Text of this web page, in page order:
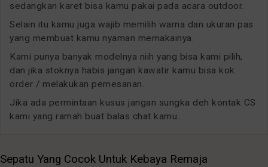
sedangkan karet bisa kamu pakai pada acara outdoor.
Selain itu kamu juga wajib memilih warna dan ukuran pas
yang membuat kamu nyaman memakainya.
Kami punya banyak modelnya niih yang bisa kami pilih,
dan jika stoknya habis jangan kawatir kamu bisa kok
order / melakukan pemesanan.
Jika ada permintaan kusus jangan sungka deh kontak CS
kami yang ramah buat balas chat kamu.
Sepatu Yang Cocok Untuk Kebaya Remaja